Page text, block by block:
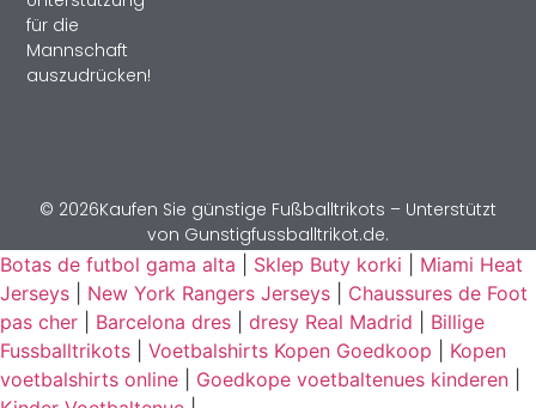
für die
Mannschaft
auszudrücken!
© 2026Kaufen Sie günstige Fußballtrikots – Unterstützt
von Gunstigfussballtrikot.de.
Botas de futbol gama alta
Sklep Buty korki
Miami Heat
Jerseys
New York Rangers Jerseys
Chaussures de Foot
pas cher
Barcelona dres dresy Real Madrid
Billige
Fussballtrikots
Voetbalshirts Kopen Goedkoop
Kopen
voetbalshirts online
Goedkope voetbaltenues kinderen